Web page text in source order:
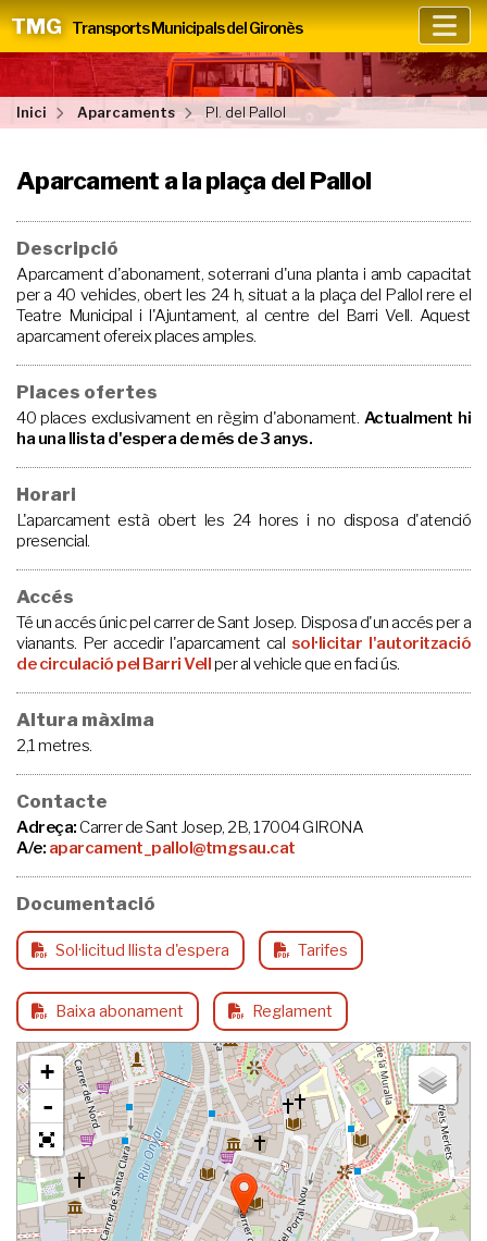
TMG Transports Municipals del Gironès
Inici Aparcaments Pl. del Pallol
Aparcament a la plaça del Pallol
Descripció
Aparcament d'abonament, soterrani d'una planta i amb capacitat
per a 40 vehicles, obert les 24 h, situat a la plaça del Pallol rere el
Teatre Municipal i l'Ajuntament, al centre del Barri Vell. Aquest
aparcament ofereix places amples.
Places ofertes
40 places exclusivament en règim d'abonament. Actualment hi
ha una llista d'espera de més de 3 anys.
Horari
L'aparcament està obert les 24 hores i no disposa d'atenció
presencial.
Accés
Té un accés únic pel carrer de Sant Josep. Disposa d'un accés per a
vianants. Per accedir l'aparcament cal sol·licitar l'autorització
de circulació pel Barri Vell per al vehicle que en faci ús.
Altura màxima
2,1 metres.
Contacte
Adreça: Carrer de Sant Josep, 2B, 17004 GIRONA
A/e: aparcament_pallol@tmgsau.cat
Documentació
Sol·licitud llista d'espera Tarifes
Baixa abonament Reglament